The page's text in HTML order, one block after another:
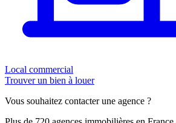
Local commercial
Trouver un bien à louer
Vous souhaitez contacter une agence ?